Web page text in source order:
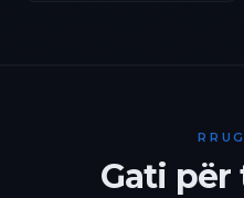
Gati për